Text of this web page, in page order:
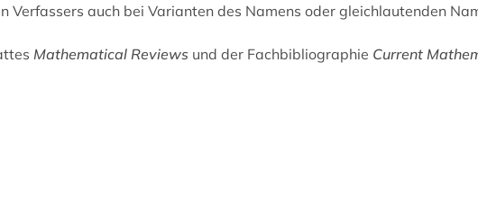
Verfassers auch bei Varianten des Namens oder gleichlautenden
Mathematical Reviews und der Fachbibliographie Current